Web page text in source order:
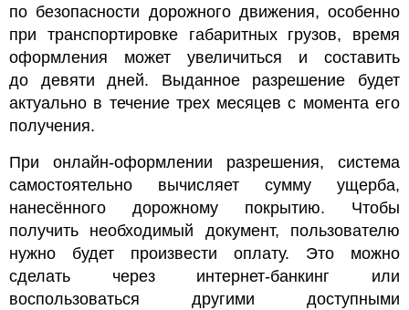
по безопасности дорожного движения, особенно
при транспортировке габаритных грузов, время
оформления может увеличиться и составить
до девяти дней. Выданное разрешение будет
актуально в течение трех месяцев с момента его
получения.
При онлайн-оформлении разрешения, система
самостоятельно вычисляет сумму ущерба,
нанесённого дорожному покрытию. Чтобы
получить необходимый документ, пользователю
нужно будет произвести оплату. Это можно
сделать через интернет-банкинг или
воспользоваться другими доступными